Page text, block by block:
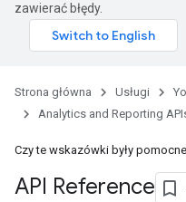
zawierać błędy.
Strona główna Usługi
Analytics and Reporting
Czy te wskazówki były
API Reference